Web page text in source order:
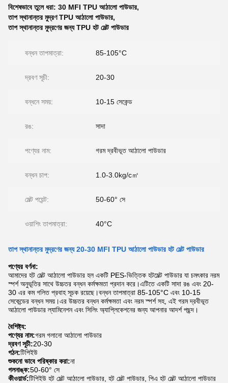
বিশেষভাবে তুলে ধরা: 30 MFI TPU আঠালো পাউডার,
তাপ স্থানান্তর মুদ্রণ TPU আঠালো পাউডার,
তাপ স্থানান্তর মুদ্রণের জন্য TPU হট মেল্ট পাউডার
বন্ধন তাপমাত্রা: 85-105°C
দ্রবণ সূচী: 20-30
বন্ধনে সময়: 10-15 সেকেন্ড
রঙ: সাদা
পণ্যের নাম: গরম দ্রবীভূত আঠালো পাউডার
বন্ধন চাপ: 1.0-3.0kg/c㎡
মেল্ট পয়েন্ট: 50-60° সে
ওয়াশিং তাপমাত্রা: 40°C
তাপ স্থানান্তর মুদ্রণের জন্য 20-30 MFI TPU আঠালো পাউডার হট মেল্ট পাউডার
পণ্যের বর্ণনা:
আমাদের হট মেল্ট আঠালো পাউডার হল একটি PES-ভিত্তিক হটমেল্ট পাউডার যা চমৎকার নরম
স্পর্শ অনুভূতির সাথে উচ্চতর বন্ধন কর্মক্ষমতা প্রদান করে।এটিতে একটি সাদা রঙ এবং 20-
30 এর কম গলিত প্রবাহ সূচক রয়েছে।বন্ধন তাপমাত্রা 85-105°C এবং 10-15
সেকেন্ডের বন্ধন সময়।এর উচ্চতর বন্ধন কর্মক্ষমতা এবং নরম স্পর্শ সহ, এই গরম দ্রবীভূত
আঠালো পাউডার ল্যামিনেশন এবং সিলিং অ্যাপ্লিকেশনের জন্য আপনার আদর্শ পছন্দ।
বৈশিষ্ট্য:
পণ্যের নাম:গরম গলানো আঠালো পাউডার
দ্রবণ সূচী:20-30
গঠন:টিপিইউ
শুকনো ভাবে পরিষ্কার করা:না
গলনাঙ্ক:50-60° সে
কীওয়ার্ড:টিপিইউ হট মেল্ট আঠালো পাউডার, হট মেল্ট পাউডার, পিএ হট মেল্ট আঠালো পাউডার